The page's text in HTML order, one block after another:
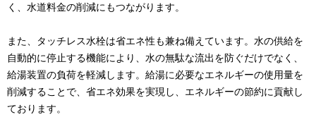
く、水道料金の削減にもつながります。
また、タッチレス水栓は省エネ性も兼ね備えています。水の供給を
自動的に停止する機能により、水の無駄な流出を防ぐだけでなく、
給湯装置の負荷を軽減します。給湯に必要なエネルギーの使用量を
削減することで、省エネ効果を実現し、エネルギーの節約に貢献し
ております。